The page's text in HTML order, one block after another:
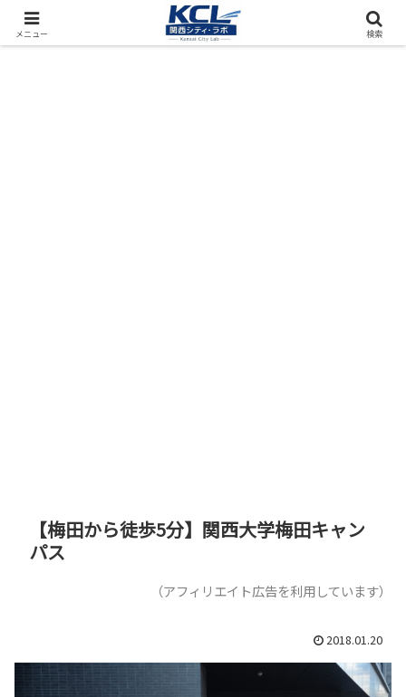
都市再開発をフィールド調査（累計アクセス数4000万PV）
【梅田から徒歩5分】関西大学梅田キャン
パス
（アフィリエイト広告を利用しています）
2018.01.20
メニュー 検索